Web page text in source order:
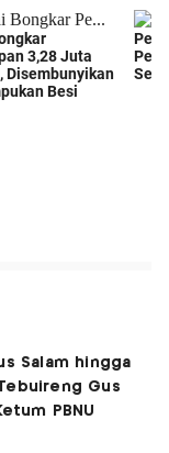
Salam hingga
Gus
PBNU